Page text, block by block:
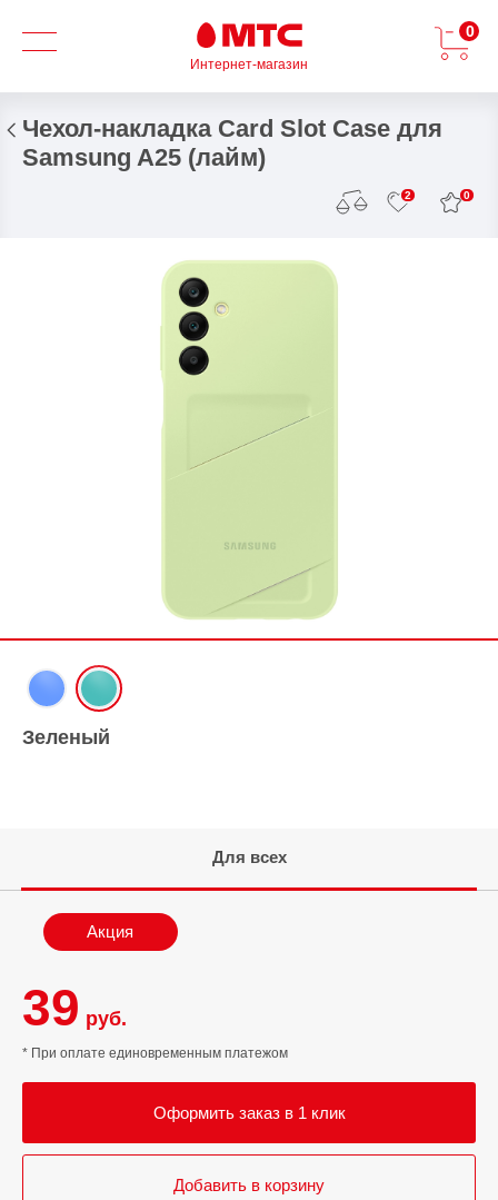
Интернет-магазин
0
Чехол-накладка Card Slot Case для
Samsung A25 (лайм)
2 0
Зеленый
Для всех
Акция
39 руб.
* При оплате единовременным платежом
Оформить заказ в 1 клик
Добавить в корзину